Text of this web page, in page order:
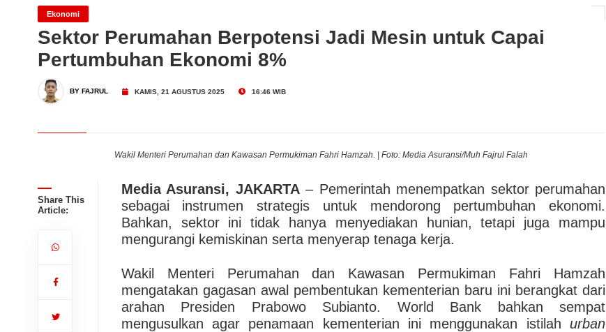
Migas Masih Menjanjikan!
Dari Konsultasi, Inovasi AI hingga Pendampingan di Rumah Sakit: Halodoc for
Ekonomi
Sektor Perumahan Berpotensi Jadi Mesin untuk Capai
Pertumbuhan Ekonomi 8%
BY FAJRUL KAMIS, 21 AGUSTUS 2025 16:46 WIB
Wakil Menteri Perumahan dan Kawasan Permukiman Fahri Hamzah. | Foto: Media Asuransi/Muh Fajrul Falah
Share This
Article:
Media Asuransi, JAKARTA– Pemerintah menempatkan sektor perumahan
sebagai instrumen strategis untuk mendorong pertumbuhan ekonomi.
Bahkan, sektor ini tidak hanya menyediakan hunian, tetapi juga mampu
mengurangi kemiskinan serta menyerap tenaga kerja.
Wakil Menteri Perumahan dan Kawasan Permukiman Fahri Hamzah
mengatakan gagasan awal pembentukan kementerian baru ini berangkat dari
arahan Presiden Prabowo Subianto. World Bank bahkan sempat
mengusulkan agar penamaan kementerian ini menggunakan istilah urban